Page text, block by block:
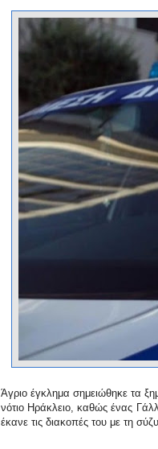
Άγριο έγκλημα σημειώθηκε τα
νότιο Ηράκλειο, καθώς ένας
έκανε τις διακοπές του με τη